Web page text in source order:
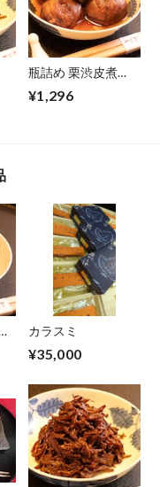
瓶詰め 栗渋皮煮
¥1,296
カラスミ
¥35,000